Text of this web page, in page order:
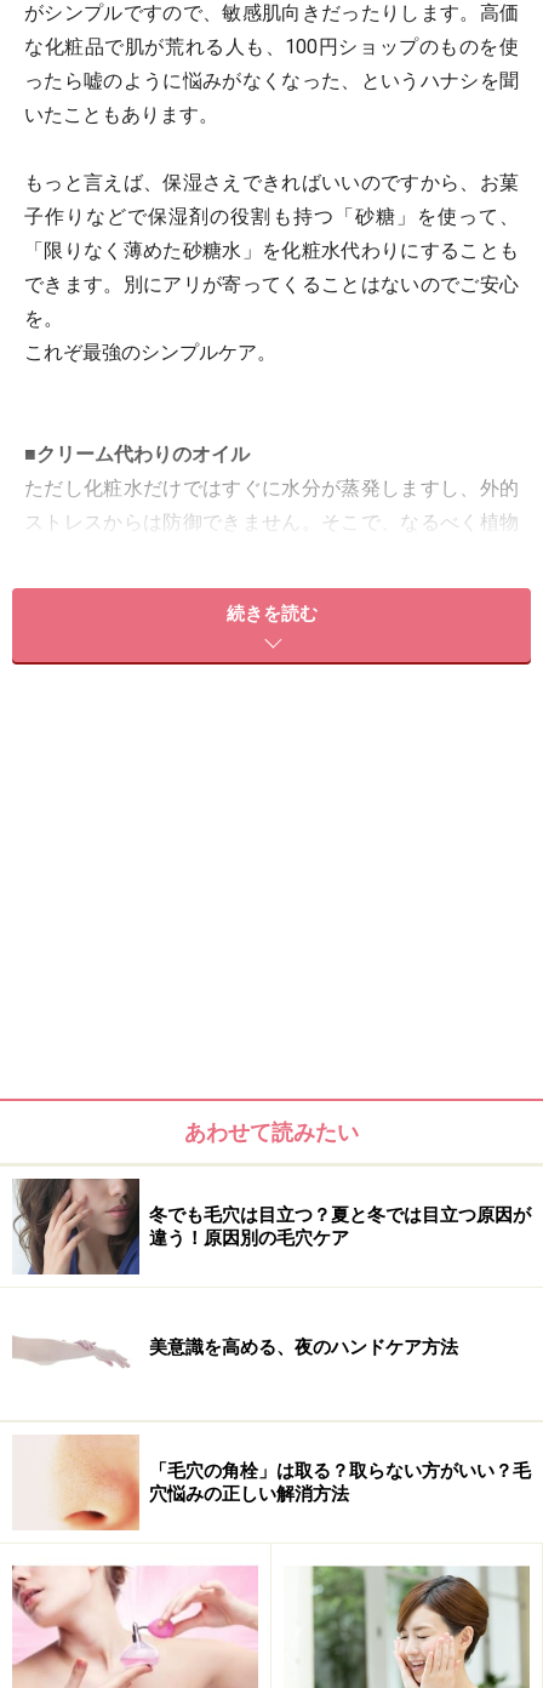
がシンプルですので、敏感肌向きだったりします。高価
な化粧品で肌が荒れる人も、100円ショップのものを使
ったら嘘のように悩みがなくなった、というハナシを聞
いたこともあります。
もっと言えば、保湿さえできればいいのですから、お菓
子作りなどで保湿剤の役割も持つ「砂糖」を使って、
「限りなく薄めた砂糖水」を化粧水代わりにすることも
できます。別にアリが寄ってくることはないのでご安心
を。
これぞ最強のシンプルケア。
■クリーム代わりのオイル
ただし化粧水だけではすぐに水分が蒸発しますし、外的
ストレスからは防御できません。そこで、なるべく植物
ソーなどに売っているもので十分です。
植物オイルは肌にいいイメージがありますが、そのぶん
敏感肌さんはまずマイナスをプラマイゼロに持っていく
のが重要ですから、しばらくは「肌に負担を限りなくか
けない」ということを念頭においてください。
※データは記事公開時点のものです。
※記事内容は執筆時点のものです。最新の内容をご確認くださ
不調を引き起こす場合があります。実践の際には、必ず自身の体
【編集部おすすめの購入サイト】
Amazonで人気のスキンケア用品をチェック！
楽天市場で人気のスキンケア用品をチェック！
続きを読む
あわせて読みたい
冬でも毛穴は目立つ？夏と冬では目立つ原因が
違う！原因別の毛穴ケア
美意識を高める、夜のハンドケア方法
「毛穴の角栓」は取る？取らない方がいい？毛
穴悩みの正しい解消方法